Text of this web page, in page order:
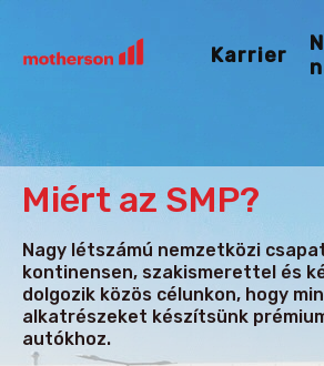
Karrier
Miért az SMP?
Nagy létszámú nemzetközi
kontinensen, szakismerettel és
dolgozik közös célunkon, hogy
alkatrészeket készítsünk
autókhoz.